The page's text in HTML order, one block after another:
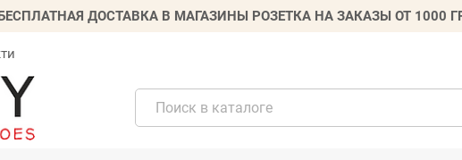
ДОСТАВКА В МАГАЗИНЫ РОЗЕТКА НА ЗАКАЗЫ ОТ 1000